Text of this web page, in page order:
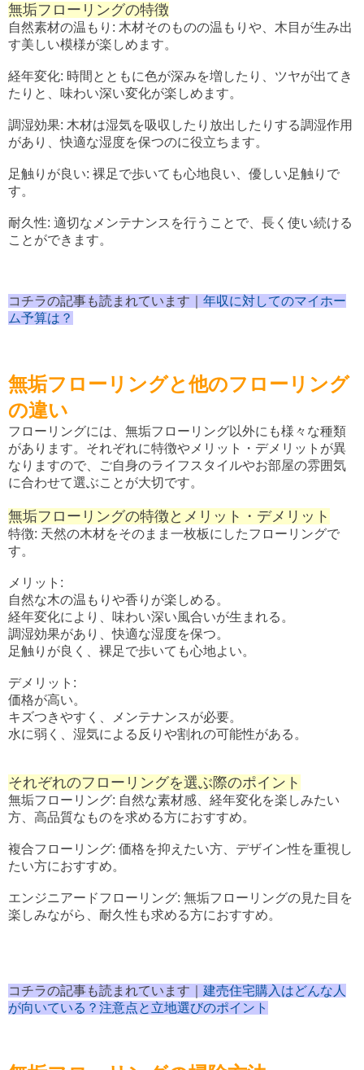
無垢フローリングの特徴
自然素材の温もり: 木材そのものの温もりや、木目が生み出
す美しい模様が楽しめます。
経年変化: 時間とともに色が深みを増したり、ツヤが出てき
たりと、味わい深い変化が楽しめます。
調湿効果: 木材は湿気を吸収したり放出したりする調湿作用
があり、快適な湿度を保つのに役立ちます。
足触りが良い: 裸足で歩いても心地良い、優しい足触りで
す。
耐久性: 適切なメンテナンスを行うことで、長く使い続ける
ことができます。
コチラの記事も読まれています｜ 年収に対してのマイホー
ム予算は？
無垢フローリングと他のフローリング
の違い
フローリングには、無垢フローリング以外にも様々な種類
があります。それぞれに特徴やメリット・デメリットが異
なりますので、ご自身のライフスタイルやお部屋の雰囲気
に合わせて選ぶことが大切です。
無垢フローリングの特徴とメリット・デメリット
特徴: 天然の木材をそのまま一枚板にしたフローリングで
す。
メリット:
自然な木の温もりや香りが楽しめる。
経年変化により、味わい深い風合いが生まれる。
調湿効果があり、快適な湿度を保つ。
足触りが良く、裸足で歩いても心地よい。
デメリット:
価格が高い。
キズつきやすく、メンテナンスが必要。
水に弱く、湿気による反りや割れの可能性がある。
それぞれのフローリングを選ぶ際のポイント
無垢フローリング: 自然な素材感、経年変化を楽しみたい
方、高品質なものを求める方におすすめ。
複合フローリング: 価格を抑えたい方、デザイン性を重視し
たい方におすすめ。
エンジニアードフローリング: 無垢フローリングの見た目を
楽しみながら、耐久性も求める方におすすめ。
コチラの記事も読まれています｜ 建売住宅購入はどんな人
が向いている？注意点と立地選びのポイント